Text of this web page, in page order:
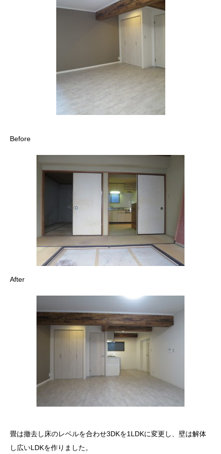
Before
After
畳は撤去し床のレベルを合わせ3DKを1LDKに変更し、壁は解体
し広いLDKを作りました。